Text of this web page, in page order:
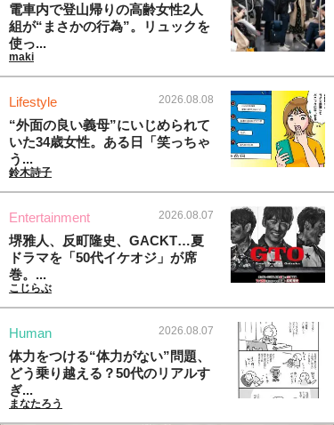
電車内で登山帰りの高齢女性2人
組が“まさかの行為”。リュックを
使っ...
maki
Lifestyle 2026.08.08
“外面の良い義母”にいじめられて
いた34歳女性。ある日「笑っちゃ
う...
鈴木詩子
Entertainment 2026.08.07
堺雅人、反町隆史、GACKT…夏
ドラマを「50代イケオジ」が席
巻。...
こじらぶ
Human 2026.08.07
体力をつける“体力がない”問題、
どう乗り越える？50代のリアルす
ぎ...
まなたろう